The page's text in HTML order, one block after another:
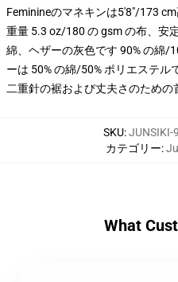
Feminineのマネキンは5'8"/173
重量 5.3 oz/180 の gsm の布、安
綿、ヘザーの灰色です 90% の綿/
ーは 50% の綿/50% ポリエステル
二重針の裾および丈夫さのための
SKU:JUNSIKI-
カテゴリー:
What